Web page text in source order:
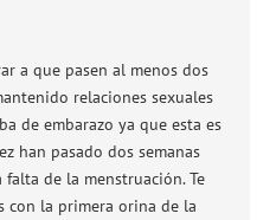
a que pasen al menos dos
relaciones sexuales
de embarazo ya que esta es
han pasado dos semanas
de la menstruación. Te
con la primera orina de la